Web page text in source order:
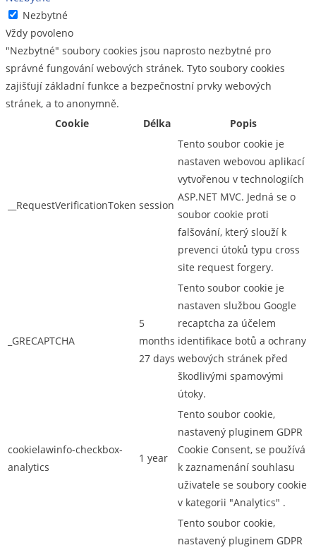
Nezbytné
Vždy povoleno
"Nezbytné" soubory cookies jsou naprosto nezbytné pro
správné fungování webových stránek. Tyto soubory cookies
zajišťují základní funkce a bezpečnostní prvky webových
stránek, a to anonymně.
Cookie
Délka Popis
__RequestVerificationToken session
Tento soubor cookie je
nastaven webovou aplikací
vytvořenou v technologiích
ASP.NET MVC. Jedná se o
soubor cookie proti
falšování, který slouží k
prevenci útoků typu cross
site request forgery.
_GRECAPTCHA
5
months
27 days
Tento soubor cookie je
nastaven službou Google
recaptcha za účelem
identifikace botů a ochrany
webových stránek před
škodlivými spamovými
útoky.
cookielawinfo-checkbox-
analytics
1 year
Tento soubor cookie,
nastavený pluginem GDPR
Cookie Consent, se používá
k zaznamenání souhlasu
uživatele se soubory cookie
v kategorii "Analytics" .
Tento soubor cookie,
nastavený pluginem GDPR